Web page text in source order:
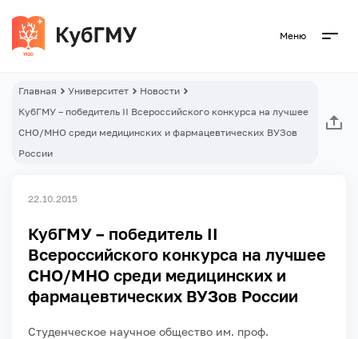
Меню
Главная Университет
Новости
КубГМУ – победитель II Всероссийского конкурса на лучшее
СНО/МНО среди медицинских и фармацевтических ВУЗов
России
22.10.2015
КубГМУ – победитель II
Всероссийского конкурса на лучшее
СНО/МНО среди медицинских и
фармацевтических ВУЗов России
Студенческое научное общество им. проф.